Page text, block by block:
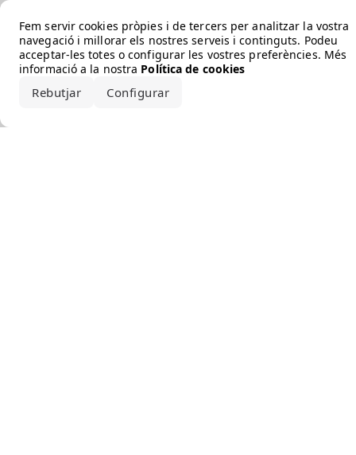
Fem servir cookies pròpies i de tercers per analitzar la vostra
navegació i millorar els nostres serveis i continguts. Podeu
acceptar-les totes o configurar les vostres preferències. Més
informació a la nostra Política de cookies
Rebutjar Configurar
Error loading the brand